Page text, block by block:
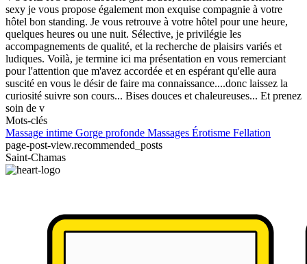
sexy je vous propose également mon exquise compagnie à votre
hôtel bon standing. Je vous retrouve à votre hôtel pour une heure,
quelques heures ou une nuit. Sélective, je privilégie les
accompagnements de qualité, et la recherche de plaisirs variés et
ludiques. Voilà, je termine ici ma présentation en vous remerciant
pour l'attention que m'avez accordée et en espérant qu'elle aura
suscité en vous le désir de faire ma connaissance....donc laissez la
curiosité suivre son cours... Bises douces et chaleureuses... Et prenez
soin de v
Mots-clés
Massage intime Gorge profonde Massages Érotisme Fellation
page-post-view.recommended_posts
Saint-Chamas